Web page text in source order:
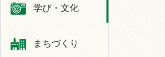
学び・文化
まちづくり